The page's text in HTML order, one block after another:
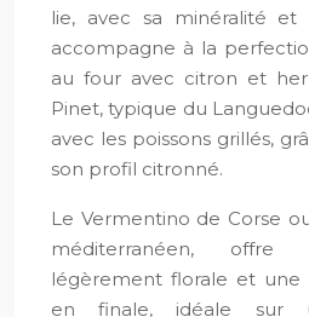
lie, avec sa minéralité et
accompagne à la
au four avec citron et
Pinet, typique du
avec les poissons grillés,
son profil citronné.
Le Vermentino de Corse
méditerranéen, offre
légèrement florale et une
en finale, idéale sur